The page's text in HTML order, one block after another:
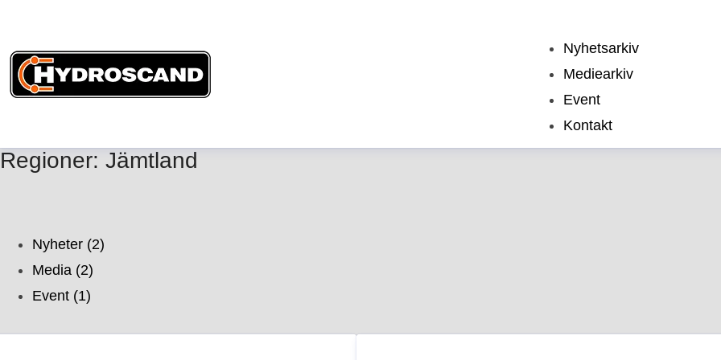
Nyhetsarkiv
Mediearkiv
Event
Kontakt
Regioner: Jämtland
Nyheter (2)
Media (2)
Event (1)